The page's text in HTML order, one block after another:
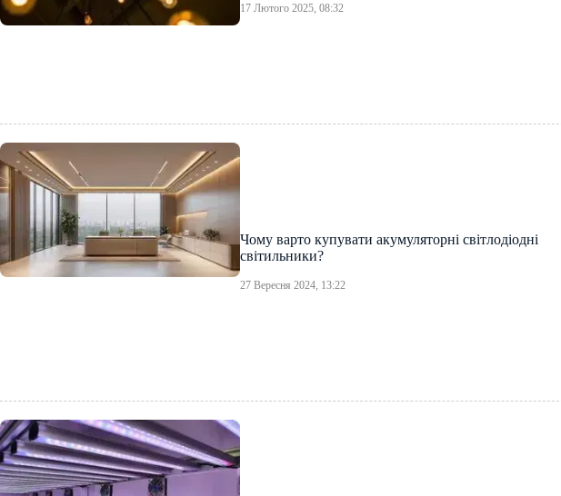
17 Лютого 2025, 08:32
Чому варто купувати акумуляторні світлодіодні
світильники?
27 Вересня 2024, 13:22